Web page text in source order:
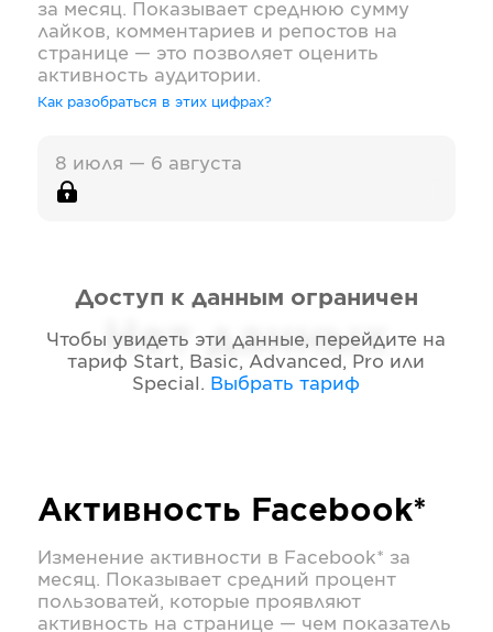
за месяц. Показывает среднюю сумму
лайков, комментариев и репостов на
странице — это позволяет оценить
активность аудитории.
Как разобраться в этих цифрах?
8 июля — 6 августа
Нет данных
Доступ к данным ограничен
Чтобы увидеть эти данные, перейдите на
тариф Start, Basic, Advanced, Pro или
Special . Выбрать тариф
Активность Facebook*
Изменение активности в Facebook* за
месяц. Показывает средний процент
пользоватей, которые проявляют
активность на странице — чем показатель